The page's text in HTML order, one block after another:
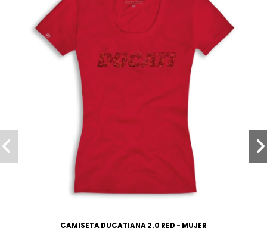
CAMISETA DUCATIANA 2.0 RED - MUJER